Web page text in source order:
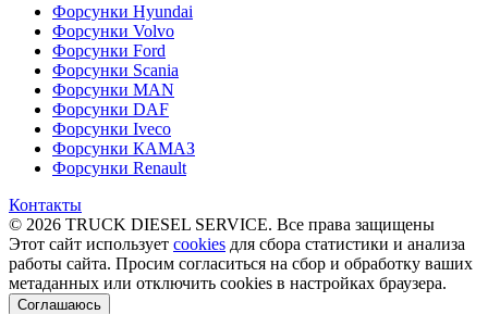
Форсунки Hyundai
Форсунки Volvo
Форсунки Ford
Форсунки Scania
Форсунки MAN
Форсунки DAF
Форсунки Iveco
Форсунки КАМАЗ
Форсунки Renault
Контакты
© 2026 TRUCK DIESEL SERVICE. Все права защищены
Этот сайт использует cookies для сбора статистики и анализа
работы сайта. Просим согласиться на сбор и обработку ваших
метаданных или отключить cookies в настройках браузера.
Соглашаюсь